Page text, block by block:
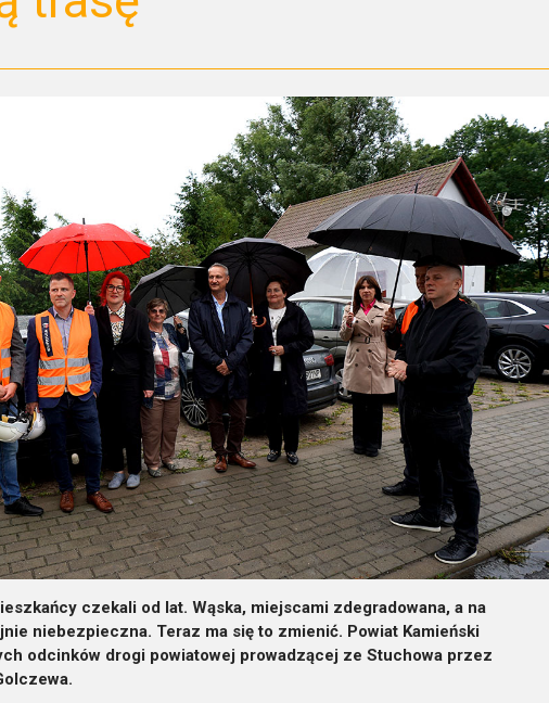
czekali od lat. Wąska, miejscami zdegradowana, a na
niebezpieczna. Teraz ma się to zmienić. Powiat Kamieński
odcinków drogi powiatowej prowadzącej ze Stuchowa przez